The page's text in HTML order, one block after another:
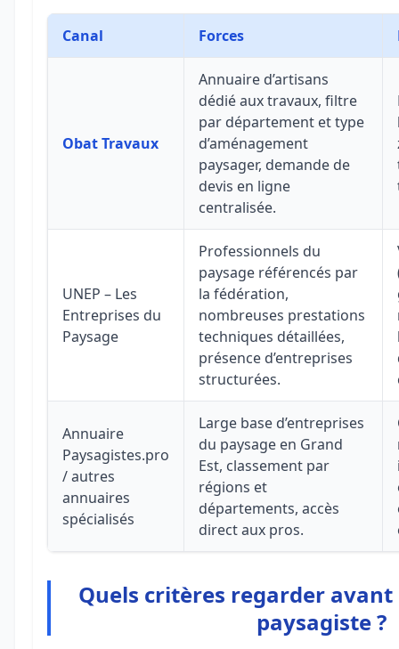
Canal Forces
Obat Travaux
Annuaire d’artisans
dédié aux travaux, filtre
par département et type
d’aménagement
paysager, demande de
devis en ligne
centralisée.
UNEP – Les
Entreprises du
Paysage
Professionnels du
paysage référencés par
la fédération,
nombreuses prestations
techniques détaillées,
présence d’entreprises
structurées.
Annuaire
Paysagistes.pro
/ autres
annuaires
spécialisés
Large base d’entreprises
du paysage en Grand
Est, classement par
régions et
départements, accès
direct aux pros.
Quels critères regarder
paysagiste ?